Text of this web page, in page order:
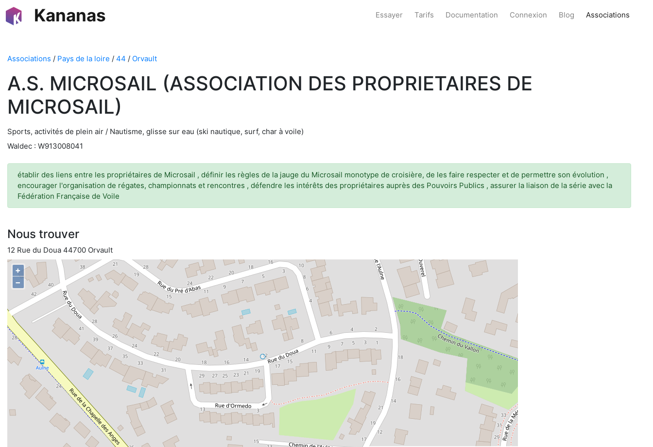
Kananas Essayer Tarifs Documentation Connexion Blog Associations
Associations / Pays de la loire / 44 / Orvault
A.S. MICROSAIL (ASSOCIATION DES PROPRIETAIRES DE
MICROSAIL)
Sports, activités de plein air / Nautisme, glisse sur eau (ski nautique, surf, char à voile)
Waldec : W913008041
établir des liens entre les propriétaires de Microsail , définir les règles de la jauge du Microsail monotype de croisière, de les faire respecter et de permettre son évolution ,
encourager l'organisation de régates, championnats et rencontres , défendre les intérêts des propriétaires auprès des Pouvoirs Publics , assurer la liaison de la série avec la
Fédération Française de Voile
Nous trouver
12 Rue du Doua 44700 Orvault
+
−